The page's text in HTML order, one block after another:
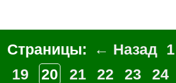
Страницы: ← Назад 1
19
20 21 22 23 24